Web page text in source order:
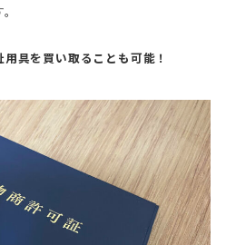
具を買い取ることも可能！